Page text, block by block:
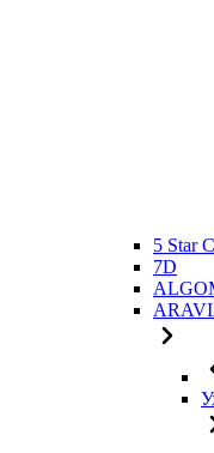
5 Star
7D